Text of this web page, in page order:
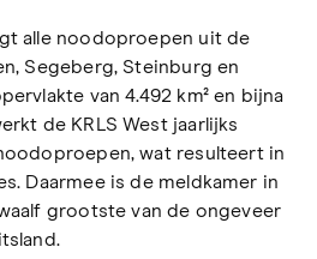
alle noodoproepen uit de
Segeberg, Steinburg en
van 4.492 km² en bijna
de KRLS West jaarlijks
wat resulteert in
Daarmee is de meldkamer in
grootste van de ongeveer